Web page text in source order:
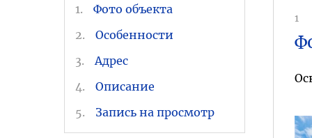
1.
Фото объекта
2.
Особенности
3.
Адрес
4.
Описание
5.
Запись на просмотр
1